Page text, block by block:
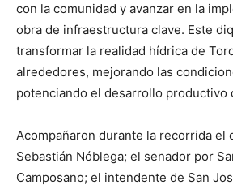
con la comunidad y avanzar en la
obra de infraestructura clave. Este
transformar la realidad hídrica de
alrededores, mejorando las
potenciando el desarrollo productivo
Acompañaron durante la recorrida el
Sebastián Nóblega; el senador por
Camposano; el intendente de San